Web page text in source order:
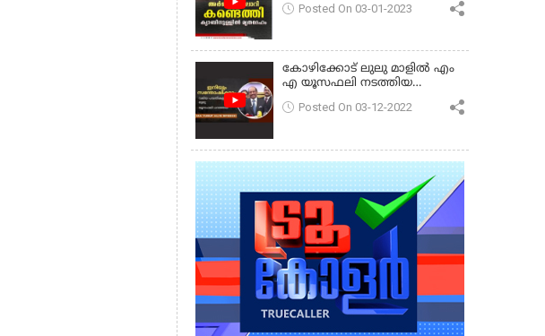
MALAYALAM
Posted On 03-01-2023
കോഴിക്കോട് ലുലു മാളിൽ എം
എ യൂസഫലി നടത്തിയ
പ്രസംഗം
Posted On 03-12-2022